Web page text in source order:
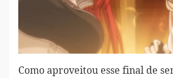
Como aproveitou esse final de